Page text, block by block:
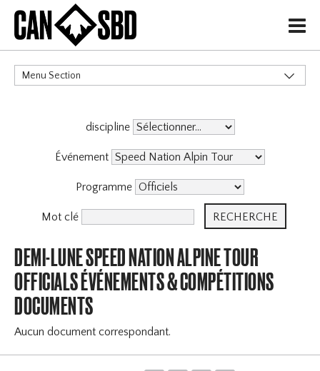
H
Menu Section
Événements & Compétitions
discipline
Événement
Programme
Mot clé
DEMI-LUNE SPEED NATION ALPINE TOUR
OFFICIALS ÉVÉNEMENTS & COMPÉTITIONS
DOCUMENTS
Aucun document correspondant.